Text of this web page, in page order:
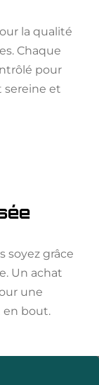
la qualité
Chaque
pour
sereine et
soyez grâce
Un achat
une
bout.